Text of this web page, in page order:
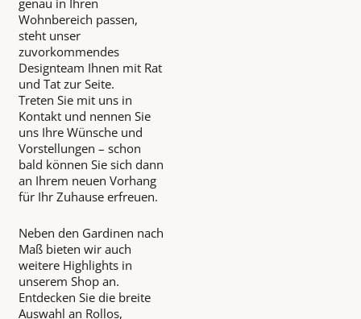
genau in Ihren
Wohnbereich passen,
steht unser
zuvorkommendes
Designteam Ihnen mit Rat
und Tat zur Seite.
Treten Sie mit uns in
Kontakt und nennen Sie
uns Ihre Wünsche und
Vorstellungen – schon
bald können Sie sich dann
an Ihrem neuen Vorhang
für Ihr Zuhause erfreuen.
Neben den Gardinen nach
Maß bieten wir auch
weitere Highlights in
unserem Shop an.
Entdecken Sie die breite
Auswahl an Rollos,